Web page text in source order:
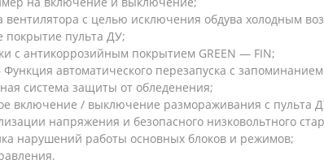
вентилятора с целью исключения обдува холодным
покрытие пульта ДУ;
с антикоррозийным покрытием GREEN — FIN;
автоматического перезапуска с
система защиты от обледенения;
включение / выключение размораживания с пульта
напряжения и безопасного низковольтного
нарушений работы основных блоков и режимов;